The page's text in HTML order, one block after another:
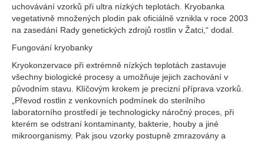
uchovávání vzorků při ultra nízkých teplotách. Kryobanka
vegetativně množených plodin pak oficiálně vznikla v roce 2003
na zasedání Rady genetických zdrojů rostlin v Žatci,“ dodal.
Fungování kryobanky
Kryokonzervace při extrémně nízkých teplotách zastavuje
všechny biologické procesy a umožňuje jejich zachování v
původním stavu. Klíčovým krokem je precizní příprava vzorků.
„Převod rostlin z venkovních podmínek do sterilního
laboratorního prostředí je technologicky náročný proces, při
kterém se odstraní kontaminanty, bakterie, houby a jiné
mikroorganismy. Pak jsou vzorky postupně zmrazovány a